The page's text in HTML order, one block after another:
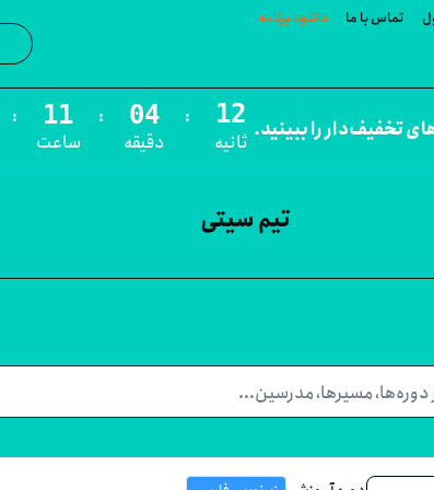
تماس با ما دانلود برنامه
تخفیف‌دار را ببینید.
:
ساعت
:
دقیقه
:
ثانیه
تیم سیتی